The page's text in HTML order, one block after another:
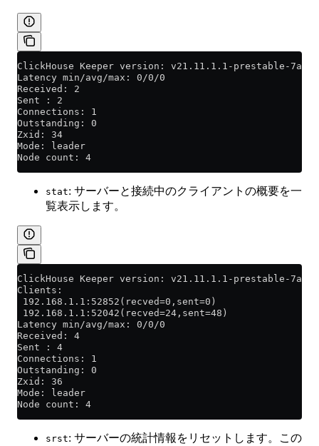
ClickHouse Keeper version: v21.11.1.1-prestable-
Latency min/avg/max: 0/0/0
Received: 2
Sent : 2
Connections: 1
Outstanding: 0
Zxid: 34
Mode: leader
Node count: 4
stat: サーバーと接続中のクライアントの概要を一
覧表示します。
ClickHouse Keeper version: v21.11.1.1-prestable-
Clients:
192.168.1.1:52852(recved=0,sent=0)
192.168.1.1:52042(recved=24,sent=48)
Latency min/avg/max: 0/0/0
Received: 4
Sent : 4
Connections: 1
Outstanding: 0
Zxid: 36
Mode: leader
Node count: 4
srst: サーバーの統計情報をリセットします。この